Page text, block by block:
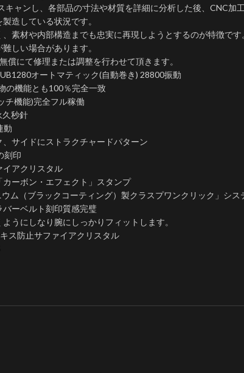
キャンし、各部品の寸法や材質を詳細に分析した後、CNC加
造している状況です。
素材や内部構造までも忠実に再現しようとするのが特徴です
しい場合があります。
償にて修理または調整を行わせて頂きます。
オートマティック(自動巻き) 28800振動
の機能とも100％完全一致
チ機能)完全フル稼働
久秒針
動
サイドにストラクチャードパターン
刻印
イアクリスタル
ーボン・エフェクト」スタンプ
ム（ブラックコーティング）製クラスプワンクリック」シス
ーベルト刻印質感完璧
うにしなり腕にしっかりフィットします。
ス防止サファイアクリスタル